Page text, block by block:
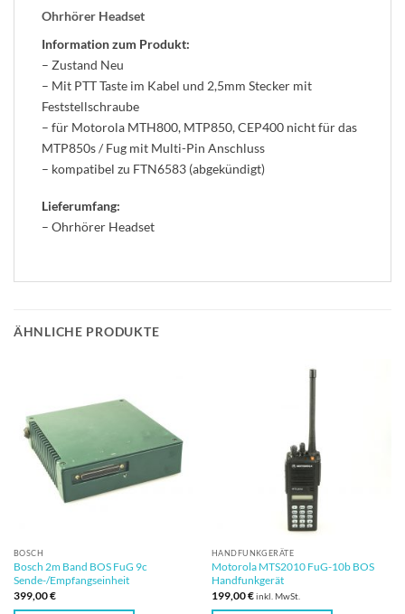
Ohrhörer Headset
Information zum Produkt:
– Zustand Neu
– Mit PTT Taste im Kabel und 2,5mm Stecker mit
Feststellschraube
– für Motorola MTH800, MTP850, CEP400 nicht für das
MTP850s / Fug mit Multi-Pin Anschluss
– kompatibel zu FTN6583 (abgekündigt)
Lieferumfang:
– Ohrhörer Headset
ÄHNLICHE PRODUKTE
BOSCH
Bosch 2m Band BOS FuG 9c
Sende-/Empfangseinheit
399,00€
HANDFUNKGERÄTE
Motorola MTS2010 FuG-10b BOS
Handfunkgerät
199,00€inkl. MwSt.